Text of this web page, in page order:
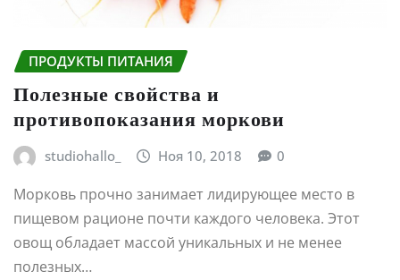
ПРОДУКТЫ ПИТАНИЯ
Полезные свойства и
противопоказания моркови
studiohallo_ Ноя 10, 2018 0
Морковь прочно занимает лидирующее место в
пищевом рационе почти каждого человека. Этот
овощ обладает массой уникальных и не менее
полезных…